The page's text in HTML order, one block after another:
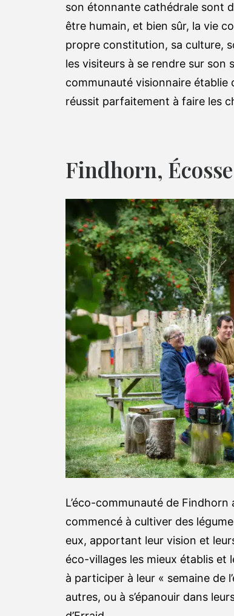
son étonnante cathédrale sont
être humain, et bien sûr, la vie
propre constitution, sa culture,
les visiteurs à se rendre sur son
communauté visionnaire
réussit parfaitement à faire les
Findhorn, Écosse
L’éco-communauté de
commencé à cultiver des
eux, apportant leur vision et
éco-villages les mieux établis et
à participer à leur « semaine de
autres, ou à s’épanouir dans